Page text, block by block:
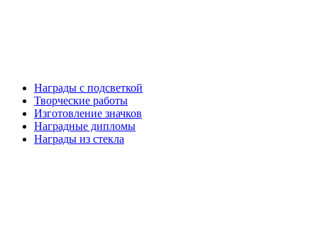
Награды с подсветкой
Творческие работы
Изготовление значков
Наградные дипломы
Награды из стекла